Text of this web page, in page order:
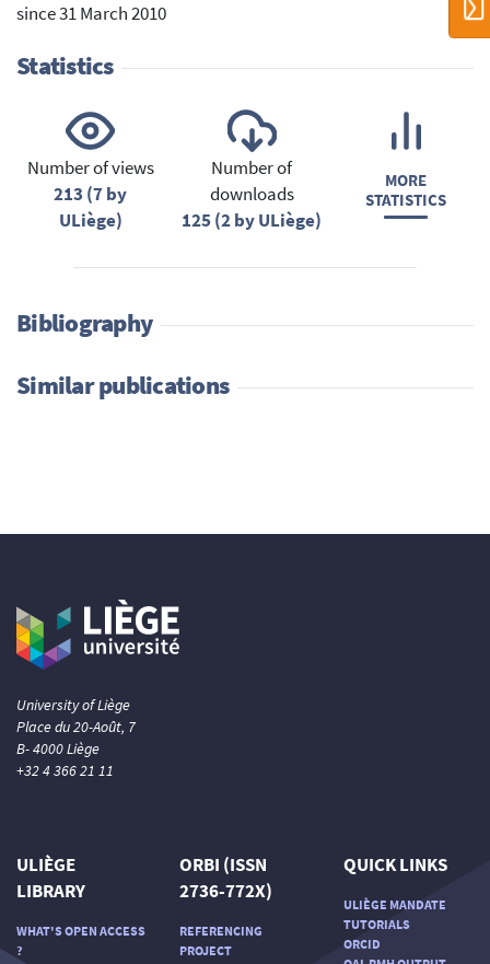
since 31 March 2010
Statistics
Number of views
213 (7 by
ULiège)
Number of
downloads
125 (2 by ULiège)
MORE
STATISTICS
Bibliography
Similar publications
University of Liège
Place du 20-Août, 7
B- 4000 Liège
+32 4 366 21 11
ULIÈGE
LIBRARY
WHAT'S OPEN ACCESS
?
ORBI (ISSN
2736-772X)
REFERENCING
PROJECT
QUICK LINKS
ULIÈGE MANDATE
TUTORIALS
ORCID